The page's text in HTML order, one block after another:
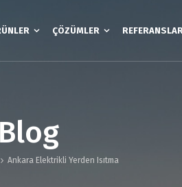
ÇÖZÜMLER
Blog
Ankara Elektrikli Yerden Isıtma